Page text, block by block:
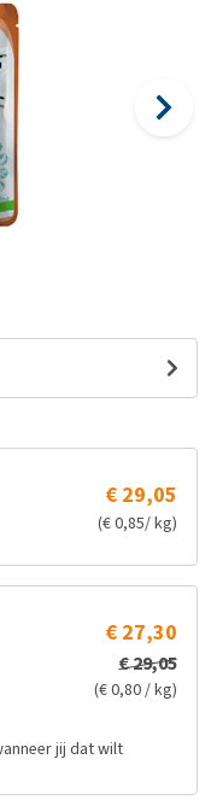
€ 29,05
(€ 0,85/ kg)
€ 27,30
€ 29,05
(€ 0,80 / kg)
jij dat wilt